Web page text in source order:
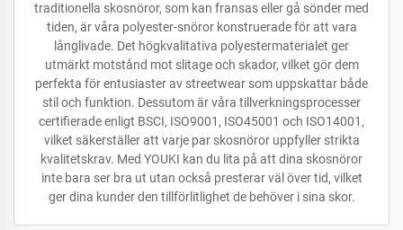
traditionella skosnöror, som kan fransas eller gå sönder med
tiden, är våra polyester-snöror konstruerade för att vara
långlivade. Det högkvalitativa polyestermaterialet ger
utmärkt motstånd mot slitage och skador, vilket gör dem
perfekta för entusiaster av streetwear som uppskattar både
stil och funktion. Dessutom är våra tillverkningsprocesser
certifierade enligt BSCI, ISO9001, ISO45001 och ISO14001,
vilket säkerställer att varje par skosnöror uppfyller strikta
kvalitetskrav. Med YOUKI kan du lita på att dina skosnöror
inte bara ser bra ut utan också presterar väl över tid, vilket
ger dina kunder den tillförlitlighet de behöver i sina skor.